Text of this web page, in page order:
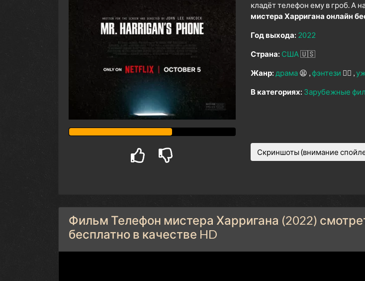
кладёт телефон ему в гроб. А
мистера Харригана онлайн
Год выхода: 2022
Страна: США🇺🇸
Жанр: драма 😫 фэнтези 🧝‍♂️
В категориях: Зарубежные
Скриншоты (внимание
Фильм Телефон мистера Харригана (2022)
бесплатно в качестве HD